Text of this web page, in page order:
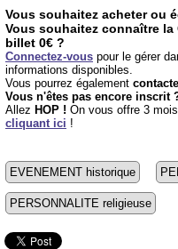
Vous souhaitez acheter ou
Vous souhaitez connaître
billet 0€ ?
Connectez-vous pour le gérer
informations disponibles.
Vous pourrez également
Vous n'êtes pas encore inscrit
Allez HOP ! On vous offre 3
cliquant ici !
EVENEMENT historique
PERSONNALITE religieuse